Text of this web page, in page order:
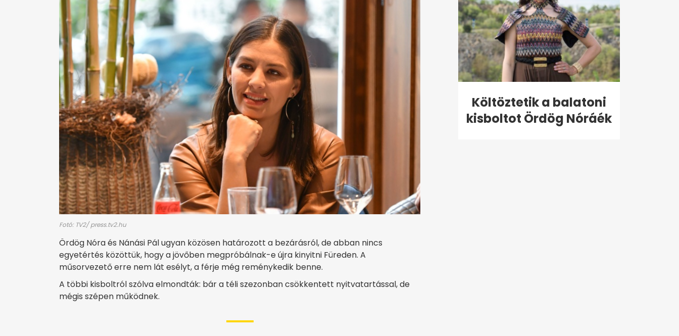
Fotó: TV2/ press.tv2.hu
Ördög Nóra és Nánási Pál ugyan közösen határozott a bezárásról, de abban nincs
egyetértés közöttük, hogy a jövőben megpróbálnak-e újra kinyitni Füreden. A
műsorvezető erre nem lát esélyt, a férje még reménykedik benne.
A többi kisboltról szólva elmondták: bár a téli szezonban csökkentett nyitvatartással, de
mégis szépen működnek.
Költöztetik a balatoni
kisboltot Ördög Nóráék